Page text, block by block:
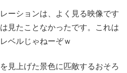
ーションは、よく見る映像です
見たことなかったです。これは
ベルじゃねーぞｗ
見上げた景色に匹敵するおそろ